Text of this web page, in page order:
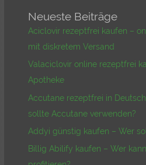
Neueste Beiträge
Aciclovir rezeptfrei kaufen –
mit diskretem Versand
Valaciclovir online rezeptfrei
Apotheke
Accutane rezeptfrei in
sollte Accutane verwenden?
Addyi günstig kaufen – Wer
Billig Abilify kaufen – Wer